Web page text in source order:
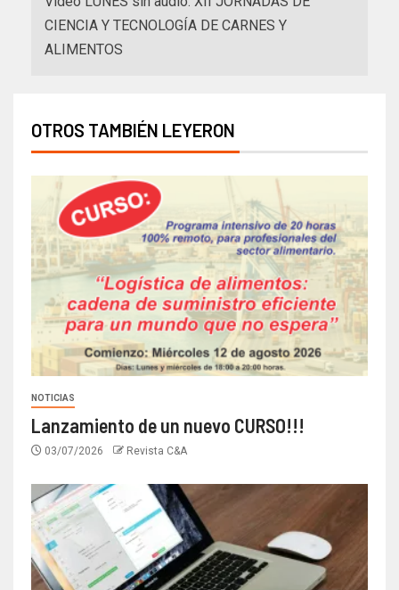
CIENCIA Y TECNOLOGÍA DE CARNES Y
ALIMENTOS
OTROS TAMBIÉN LEYERON
NOTICIAS
Lanzamiento de un nuevo CURSO!!!
03/07/2026 Revista C&A